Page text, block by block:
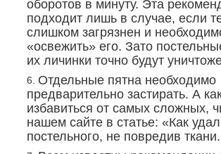
оборотов в минуту. Эта
подходит лишь в случае, если
слишком загрязнен и
«освежить» его. Зато
их личинки точно будут
Отдельные пятна необходимо
предварительно застирать. А
избавиться от самых сложных,
нашем сайте в статье: «Как
постельного, не повредив